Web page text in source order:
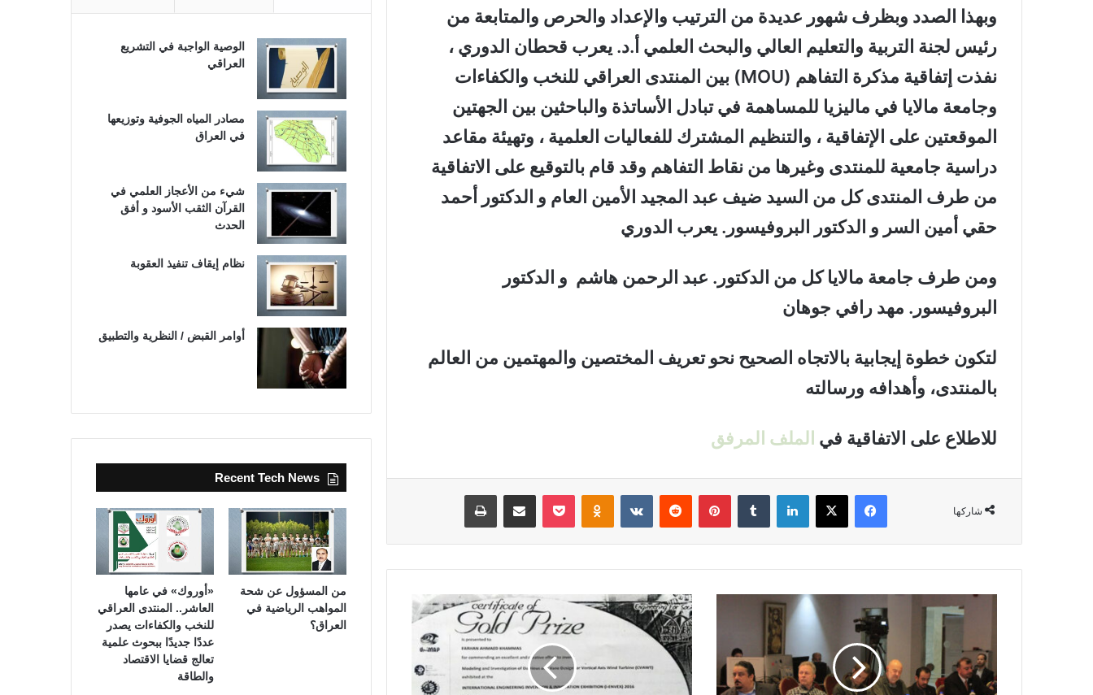
وبهذا الصدد وبظرف شهور عديدة من الترتيب والإعداد والحرص والمتابعة من
رئيس لجنة التربية والتعليم العالي والبحث العلمي أ.د. يعرب قحطان الدوري ،
نفذت إتفاقية مذكرة التفاهم (MOU) بين المنتدى العراقي للنخب والكفاءات
وجامعة مالايا في ماليزيا للمساهمة في تبادل الأساتذة والباحثين بين الجهتين
الموقعتين على الإتفاقية ، والتنظيم المشترك للفعاليات العلمية ، وتهيئة مقاعد
دراسية جامعية للمنتدى وغيرها من نقاط التفاهم وقد قام بالتوقيع على الاتفاقية
من طرف المنتدى كل من السيد ضيف عبد المجيد الأمين العام و الدكتور أحمد
حقي أمين السر و الدكتور البروفيسور. يعرب الدوري
ومن طرف جامعة مالايا كل من الدكتور. عبد الرحمن هاشم و الدكتور
البروفيسور. مهد رافي جوهان
لتكون خطوة إيجابية بالاتجاه الصحيح نحو تعريف المختصين والمهتمين من العالم
بالمنتدى، وأهدافه ورسالته
للاطلاع على الاتفاقية في الملف المرفق
شاركها
فيسبوك ‫X لينكدإن بينتيريست ‏VKontakte
ر
ك
ة
ع
ض
و
ل
ج
ن
الوصية الواجبة في التشريع
العراقي
مصادر المياه الجوفية وتوزيعها
في العراق
شيء من الأعجاز العلمي في
القرآن الثقب الأسود و أفق
الحدث
نظام إيقاف تنفيذ العقوبة
أوامر القبض / النظرية والتطبيق
Recent Tech News
من المسؤول عن شحة
المواهب الرياضية في
العراق؟
«أوروك» في عامها
العاشر.. المنتدى العراقي
للنخب والكفاءات يصدر
عددًا جديدًا ببحوث علمية
تعالج قضايا الاقتصاد
والطاقة